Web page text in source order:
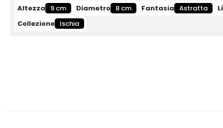
Altezza 9 cm Diametro 8 cm Fantasia Astratta
Collezione Ischia